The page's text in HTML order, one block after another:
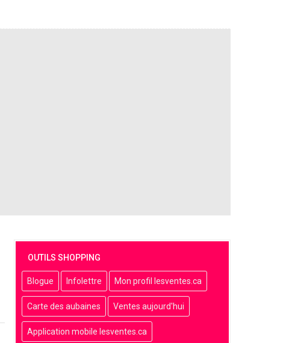
OUTILS SHOPPING
Blogue Infolettre Mon profil lesventes.ca
Carte des aubaines Ventes aujourd'hui
Application mobile lesventes.ca